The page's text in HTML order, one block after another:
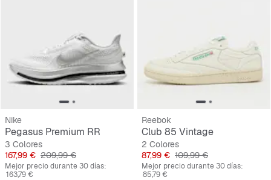
Nike
Pegasus Premium RR
3 Colores
Precio
167,99 € Precio original
209,99 €
Mejor precio durante 30 días:
163,79 €
Reebok
Club 85 Vintage
2 Colores
Precio
87,99 € Precio original
109,99 €
Mejor precio durante 30 días:
85,79 €